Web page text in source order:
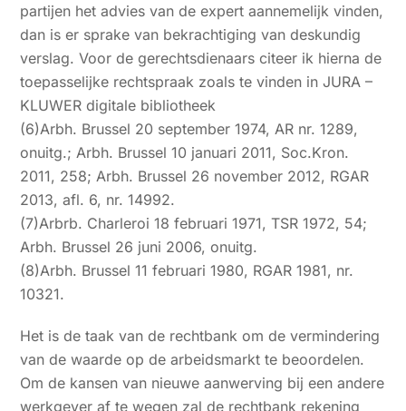
partijen het advies van de expert aannemelijk vinden,
dan is er sprake van bekrachtiging van deskundig
verslag. Voor de gerechtsdienaars citeer ik hierna de
toepasselijke rechtspraak zoals te vinden in JURA –
KLUWER digitale bibliotheek
(6)Arbh. Brussel 20 september 1974, AR nr. 1289,
onuitg.; Arbh. Brussel 10 januari 2011, Soc.Kron.
2011, 258; Arbh. Brussel 26 november 2012, RGAR
2013, afl. 6, nr. 14992.
(7)Arbrb. Charleroi 18 februari 1971, TSR 1972, 54;
Arbh. Brussel 26 juni 2006, onuitg.
(8)Arbh. Brussel 11 februari 1980, RGAR 1981, nr.
10321.
Het is de taak van de rechtbank om de vermindering
van de waarde op de arbeidsmarkt te beoordelen.
Om de kansen van nieuwe aanwerving bij een andere
werkgever af te wegen zal de rechtbank rekening